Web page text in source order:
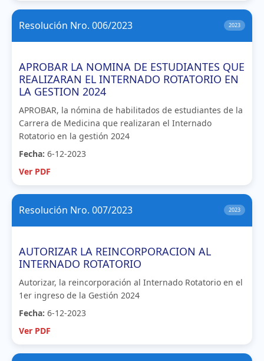
Resolución Nro. 006/2023 2023
APROBAR LA NOMINA DE ESTUDIANTES QUE
REALIZARAN EL INTERNADO ROTATORIO EN
LA GESTION 2024
APROBAR, la nómina de habilitados de estudiantes de la
Carrera de Medicina que realizaran el Internado
Rotatorio en la gestión 2024
Fecha: 6-12-2023
Ver PDF
Resolución Nro. 007/2023 2023
AUTORIZAR LA REINCORPORACION AL
INTERNADO ROTATORIO
Autorizar, la reincorporación al Internado Rotatorio en el
1er ingreso de la Gestión 2024
Fecha: 6-12-2023
Ver PDF